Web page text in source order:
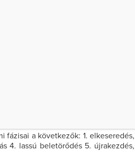
összefogva hatékonyabban
megerősödik, és újra
érzelmi és anyagi veszteséget
érintő válság is. Ugyanúgy, mint
állásvesztést is fel kell dolgoznunk
fázisai a következők: 1. elkeseredés,
4. lassú beletörődés 5. újrakezdés,